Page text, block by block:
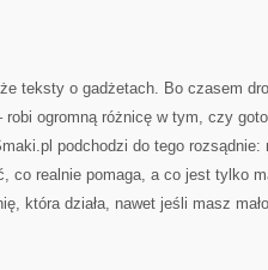
teksty o gadżetach. Bo czasem
robi ogromną różnicę w tym, czy
podchodzi do tego
co realnie pomaga, a co jest tylko
która działa, nawet jeśli masz